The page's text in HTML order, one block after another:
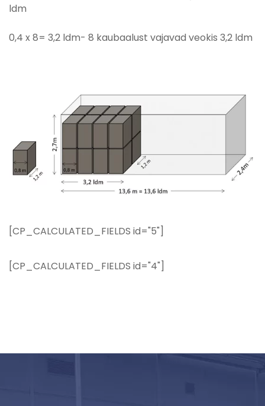
ldm
0,4 x 8= 3,2 ldm- 8 kaubaalust vajavad veokis 3,2 ldm
[CP_CALCULATED_FIELDS id="5"]
[CP_CALCULATED_FIELDS id="4"]